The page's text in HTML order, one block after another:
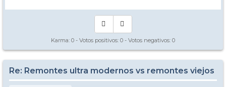
Karma: 0 - Votos positivos: 0 - Votos negativos: 0
Re: Remontes ultra modernos vs remontes viejos